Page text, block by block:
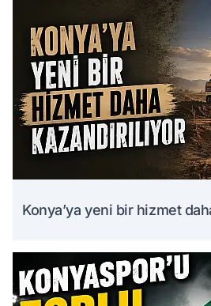
Konya’ya yeni bir hizmet